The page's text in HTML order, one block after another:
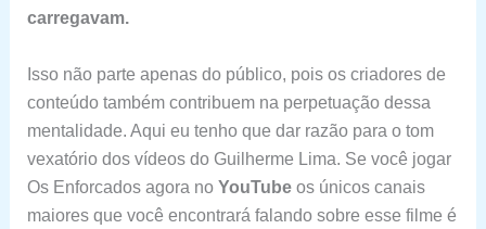
carregavam.
Isso não parte apenas do público, pois os criadores de
conteúdo também contribuem na perpetuação dessa
mentalidade. Aqui eu tenho que dar razão para o tom
vexatório dos vídeos do Guilherme Lima. Se você jogar
Os Enforcados agora no YouTubeos únicos canais
maiores que você encontrará falando sobre esse filme é